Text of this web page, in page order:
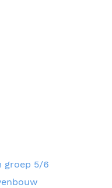
groep 5/6